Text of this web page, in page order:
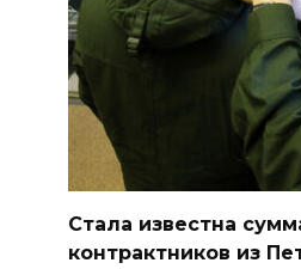
Стала известна
контрактников из